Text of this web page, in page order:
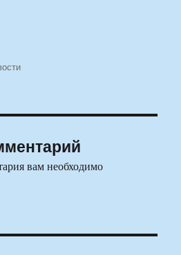
вам необходимо